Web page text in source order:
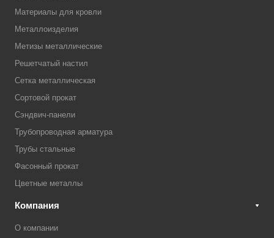
Материалы для кровли
Металлоизделия
Метизы металлические
Решетчатый настил
Сетка металлическая
Сортовой прокат
Сэндвич-панели
Трубопроводная арматура
Трубы стальные
Фасонный прокат
Цветные металлы
Компания
О компании